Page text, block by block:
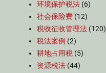
环境保护税法 (6)
社会保险费 (12)
税收征收管理法 (120)
税法案例 (2)
耕地占用税 (5)
资源税法 (44)